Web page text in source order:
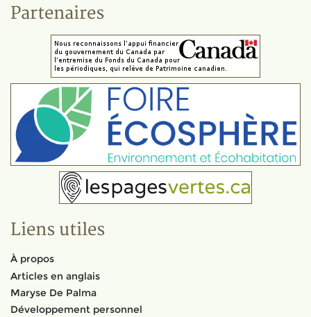
Partenaires
Liens utiles
À propos
Articles en anglais
Maryse De Palma
Développement personnel